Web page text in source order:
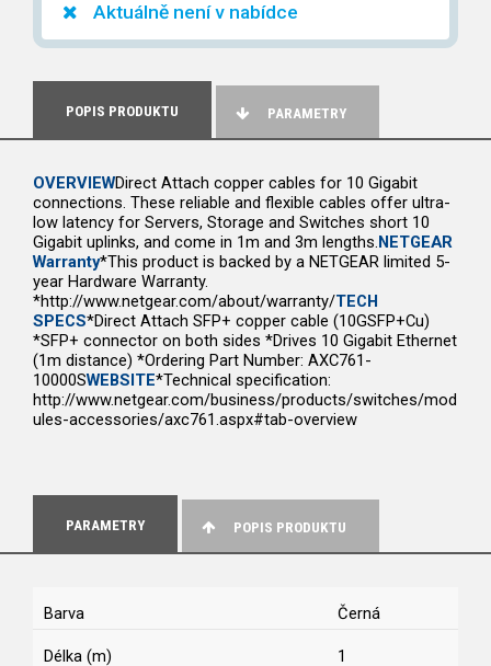
Aktuálně není v nabídce
POPIS PRODUKTU PARAMETRY
OVERVIEWDirect Attach copper cables for 10 Gigabit
connections. These reliable and flexible cables offer ultra-
low latency for Servers, Storage and Switches short 10
Gigabit uplinks, and come in 1m and 3m lengths. NETGEAR
Warranty*This product is backed by a NETGEAR limited 5-
year Hardware Warranty.
*http://www.netgear.com/about/warranty/TECH
SPECS*Direct Attach SFP+ copper cable (10GSFP+Cu)
*SFP+ connector on both sides *Drives 10 Gigabit Ethernet
(1m distance) *Ordering Part Number: AXC761-
10000SWEBSITE*Technical specification:
http://www.netgear.com/business/products/switches/mod
ules-accessories/axc761.aspx#tab-overview
PARAMETRY POPIS PRODUKTU
Barva Černá
Délka (m) 1